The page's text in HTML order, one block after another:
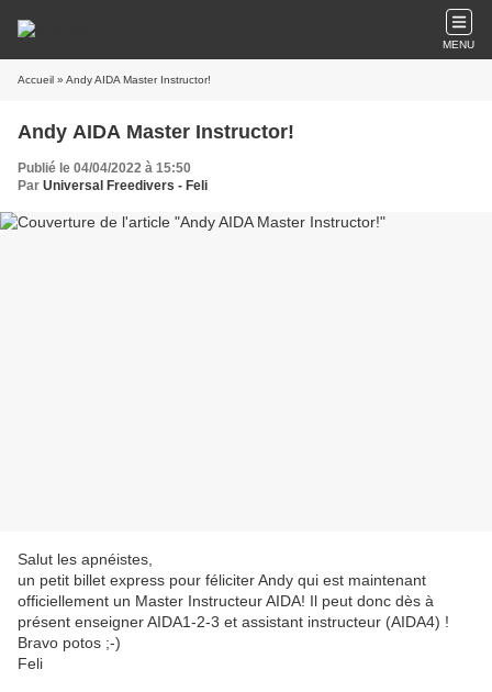
MENU
Accueil » Andy AIDA Master Instructor!
Andy AIDA Master Instructor!
Publié le 04/04/2022 à 15:50
Par Universal Freedivers - Feli
Salut les apnéistes,
un petit billet express pour féliciter Andy qui est maintenant
officiellement un Master Instructeur AIDA! Il peut donc dès à
présent enseigner AIDA1-2-3 et assistant instructeur (AIDA4) !
Bravo potos ;-)
Feli